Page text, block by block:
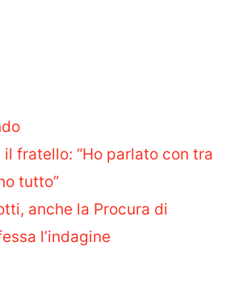
il fratello: “Ho parlato con tra
tutto”
anche la Procura di
l’indagine